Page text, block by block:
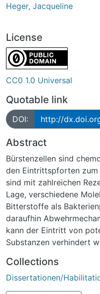
Heger, Jacqueline
License
CC0 1.0 Universal
Quotable link
DOI: http://
Abstract
Bürstenzellen sind
den Eintrittspforten zum
sind mit zahlreichen
Lage, verschiedene
Bitterstoffe als
daraufhin
kann der Eintritt von
Substanzen verhindert
Sinneszellen entdeckt,
bürstenzellspezifischen
Komponenten der
Collections
Dissertationen/